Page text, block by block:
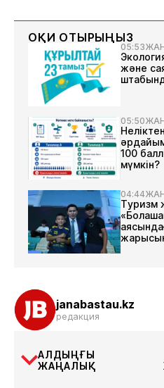
ОҚИ ОТЫРЫҢЫЗ
05:53
және
05:50
100
мүмкін?
04:44
Туризм
janabastau.kz
редакция
АЛДЫҢҒЫ
ЖАҢАЛЫҚ